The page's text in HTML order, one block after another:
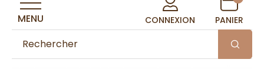
CONNEXION PANIER
MENU